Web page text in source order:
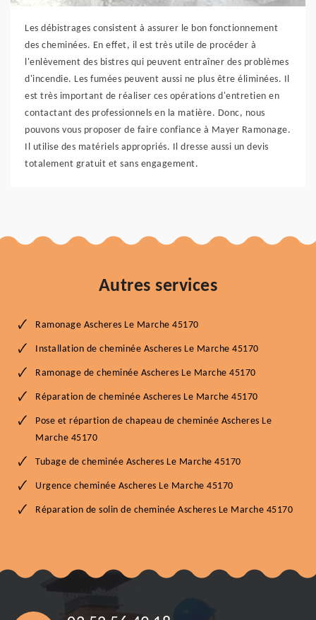
Les débistrages consistent à assurer le bon fonctionnement
des cheminées. En effet, il est très utile de procéder à
l'enlèvement des bistres qui peuvent entraîner des problèmes
d'incendie. Les fumées peuvent aussi ne plus être éliminées. Il
est très important de réaliser ces opérations d'entretien en
contactant des professionnels en la matière. Donc, nous
pouvons vous proposer de faire confiance à Mayer Ramonage.
Il utilise des matériels appropriés. Il dresse aussi un devis
totalement gratuit et sans engagement.
Autres services
Ramonage Ascheres Le Marche 45170
Installation de cheminée Ascheres Le Marche 45170
Ramonage de cheminée Ascheres Le Marche 45170
Réparation de cheminée Ascheres Le Marche 45170
Pose et répartion de chapeau de cheminée Ascheres Le
Marche 45170
Tubage de cheminée Ascheres Le Marche 45170
Urgence cheminée Ascheres Le Marche 45170
Réparation de solin de cheminée Ascheres Le Marche 45170